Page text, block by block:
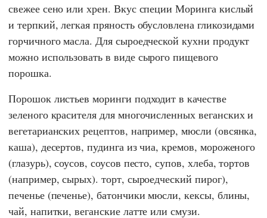
свежее сено или хрен. Вкус специи Моринга кислый
и терпкий, легкая пряность обусловлена гликозидами
горчичного масла. Для сыроедческой кухни продукт
можно использовать в виде сырого пищевого
порошка.
Порошок листьев моринги подходит в качестве
зеленого красителя для многочисленных веганских и
вегетарианских рецептов, например, мюсли (овсянка,
каша), десертов, пудинга из чиа, кремов, мороженого
(глазурь), соусов, соусов песто, супов, хлеба, тортов
(например, сырых). торт, сыроедческий пирог),
печенье (печенье), батончики мюсли, кексы, блины,
чай, напитки, веганские латте или смузи.